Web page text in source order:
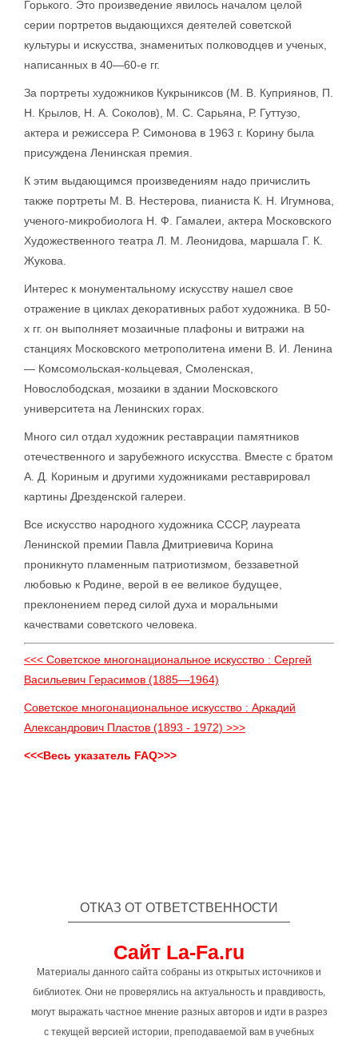
Горького. Это произведение явилось началом целой
серии портретов выдающихся деятелей советской
культуры и искусства, знаменитых полководцев и ученых,
написанных в 40—60-е гг.
За портреты художников Кукрыниксов (М. В. Куприянов, П.
Н. Крылов, Н. А. Соколов), М. С. Сарьяна, Р. Гуттузо,
актера и режиссера Р. Симонова в 1963 г. Корину была
присуждена Ленинская премия.
К этим выдающимся произведениям надо причислить
также портреты М. В. Нестерова, пианиста К. Н. Игумнова,
ученого-микробиолога Н. Ф. Гамалеи, актера Московского
Художественного театра Л. М. Леонидова, маршала Г. К.
Жукова.
Интерес к монументальному искусству нашел свое
отражение в циклах декоративных работ художника. В 50-
х гг. он выполняет мозаичные плафоны и витражи на
станциях Московского метрополитена имени В. И. Ленина
— Комсомольская-кольцевая, Смоленская,
Новослободская, мозаики в здании Московского
университета на Ленинских горах.
Много сил отдал художник реставрации памятников
отечественного и зарубежного искусства. Вместе с братом
А. Д. Кориным и другими художниками реставрировал
картины Дрезденской галереи.
Все искусство народного художника СССР, лауреата
Ленинской премии Павла Дмитриевича Корина
проникнуто пламенным патриотизмом, беззаветной
любовью к Родине, верой в ее великое будущее,
преклонением перед силой духа и моральными
качествами советского человека.
<<< Советское многонациональное искусство : Сергей
Васильевич Герасимов (1885—1964)
Советское многонациональное искусство : Аркадий
Александрович Пластов (1893 - 1972) >>>
<<<Весь указатель FAQ>>>
ОТКАЗ ОТ ОТВЕТСТВЕННОСТИ
Сайт La-Fa.ru
Материалы данного сайта собраны из открытых источников и
библиотек. Они не проверялись на актуальность и правдивость,
могут выражать частное мнение разных авторов и идти в разрез
с текущей версией истории, преподаваемой вам в учебных